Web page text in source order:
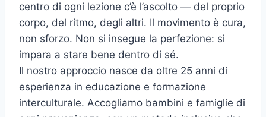
centro di ogni lezione c’è l’ascolto — del proprio
corpo, del ritmo, degli altri. Il movimento è cura,
non sforzo. Non si insegue la perfezione: si
impara a stare bene dentro di sé.
Il nostro approccio nasce da oltre 25 anni di
esperienza in educazione e formazione
interculturale. Accogliamo bambini e famiglie di